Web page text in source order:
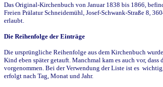
Das Original-Kirchenbuch von Januar 1838 bis 1866,
Freien Prälatur Schneidemühl, Josef-Schwank-Straße 8,
erlaubt.
Die Reihenfolge der Einträge
Die ursprüngliche Reihenfolge aus dem Kirchenbuch
Kind eben später getauft. Manchmal kam es auch vor,
vorgenommen. Bei der Verwendung der Liste ist es
erfolgt nach Tag, Monat und Jahr.